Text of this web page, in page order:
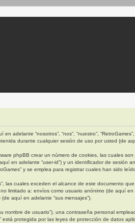
“nosotros”, “nos”, “nuestro”,
durante cualquier sesión de uso por usted (de
phpBB crear un número de cookies, las cuales
en adelante “user-id”) y un identificador de sesión
y se emplea para registrar cuales han sido
las cuales exceden el alcance de este documento
a: envíos como usuario anónimo (de aquí en
aquí en adelante “sus mensajes”).
de usuario”), una contraseña personal
protegida por las leyes de protección de datos